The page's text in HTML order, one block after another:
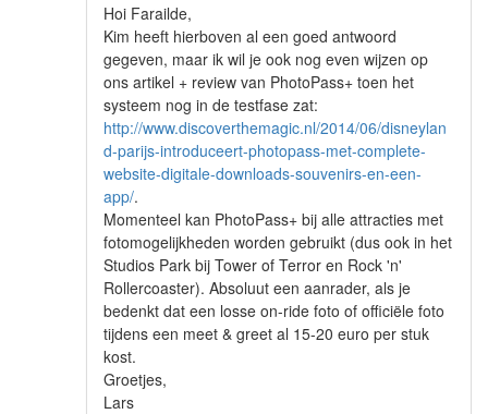
Hoi Farailde,
Kim heeft hierboven al een goed antwoord
gegeven, maar ik wil je ook nog even wijzen op
ons artikel + review van PhotoPass+ toen het
systeem nog in de testfase zat:
http://www.discoverthemagic.nl/2014/06/disneylan
d-parijs-introduceert-photopass-met-complete-
website-digitale-downloads-souvenirs-en-een-
app/.
Momenteel kan PhotoPass+ bij alle attracties met
fotomogelijkheden worden gebruikt (dus ook in het
Studios Park bij Tower of Terror en Rock 'n'
Rollercoaster). Absoluut een aanrader, als je
bedenkt dat een losse on-ride foto of officiële foto
tijdens een meet & greet al 15-20 euro per stuk
kost.
Groetjes,
Lars